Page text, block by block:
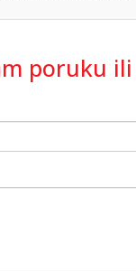
poruku